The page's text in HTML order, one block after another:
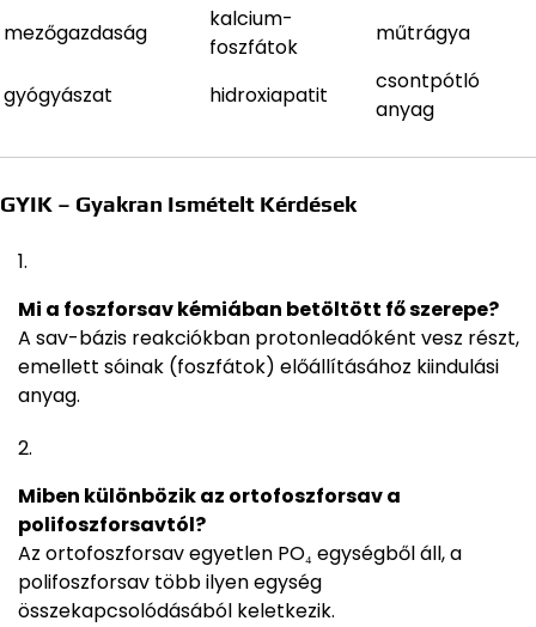
mezőgazdaság
kalcium-
foszfátok
műtrágya
gyógyászat hidroxiapatit
csontpótló
anyag
GYIK – Gyakran Ismételt Kérdések
Mi a foszforsav kémiában betöltött fő szerepe?
A sav-bázis reakciókban protonleadóként vesz részt,
emellett sóinak (foszfátok) előállításához kiindulási
anyag.
Miben különbözik az ortofoszforsav a
polifoszforsavtól?
Az ortofoszforsav egyetlen PO₄ egységből áll, a
polifoszforsav több ilyen egység
összekapcsolódásából keletkezik.